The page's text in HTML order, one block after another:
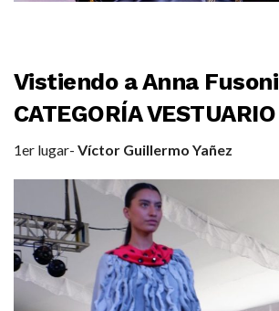
Vistiendo a Anna Fusoni
CATEGORÍA VESTUARIO
1er lugar- Víctor Guillermo Yañez